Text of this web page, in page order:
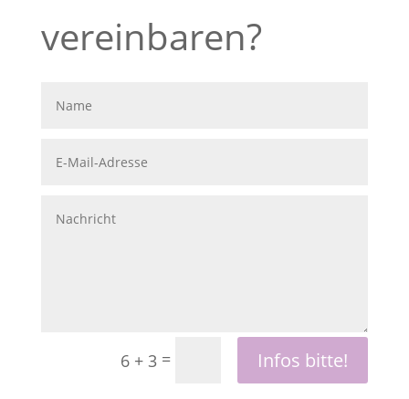
vereinbaren?
6 + 3 = Infos bitte!